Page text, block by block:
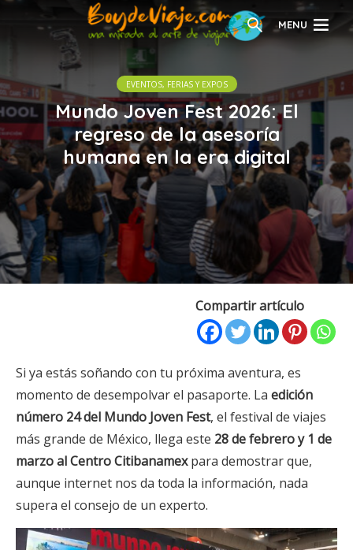
MENU
EVENTOS, FERIAS Y EXPOS
Mundo Joven Fest 2026: El
regreso de la asesoría
humana en la era digital
Compartir artículo
Si ya estás soñando con tu próxima aventura, es
momento de desempolvar el pasaporte. La edición
número 24 del Mundo Joven Fest, el festival de viajes
más grande de México, llega este 28 de febrero y 1 de
marzo al Centro Citibanamexpara demostrar que,
aunque internet nos da toda la información, nada
supera el consejo de un experto.